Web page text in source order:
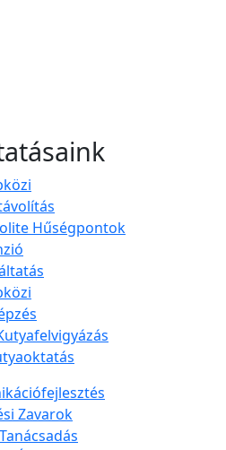
Hűségpontok
Zavarok